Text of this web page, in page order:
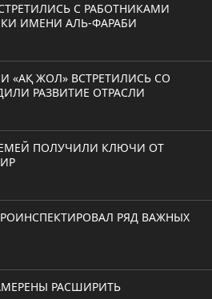
С РАБОТНИКАМИ
ИМЕНИ АЛЬ-ФАРАБИ
«АҚ ЖОЛ» ВСТРЕТИЛИСЬ СО
РАЗВИТИЕ ОТРАСЛИ
ПОЛУЧИЛИ КЛЮЧИ ОТ
РЯД ВАЖНЫХ
РАСШИРИТЬ